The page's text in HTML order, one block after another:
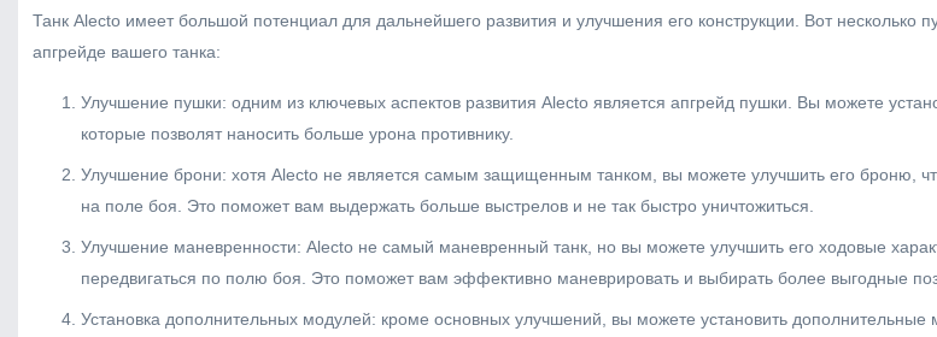
Танк Alecto имеет большой потенциал для дальнейшего развития и улучшения его конструкции. Вот несколько
апгрейде вашего танка:
Улучшение пушки: одним из ключевых аспектов развития Alecto является апгрейд пушки. Вы можете
которые позволят наносить больше урона противнику.
Улучшение брони: хотя Alecto не является самым защищенным танком, вы можете улучшить его броню,
на поле боя. Это поможет вам выдержать больше выстрелов и не так быстро уничтожиться.
Улучшение маневренности: Alecto не самый маневренный танк, но вы можете улучшить его ходовые
передвигаться по полю боя. Это поможет вам эффективно маневрировать и выбирать более выгодные
Установка дополнительных модулей: кроме основных улучшений, вы можете установить дополнительные